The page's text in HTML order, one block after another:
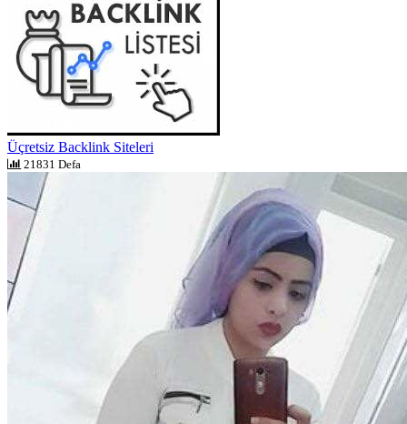
Üçretsiz Backlink Siteleri
21831 Defa